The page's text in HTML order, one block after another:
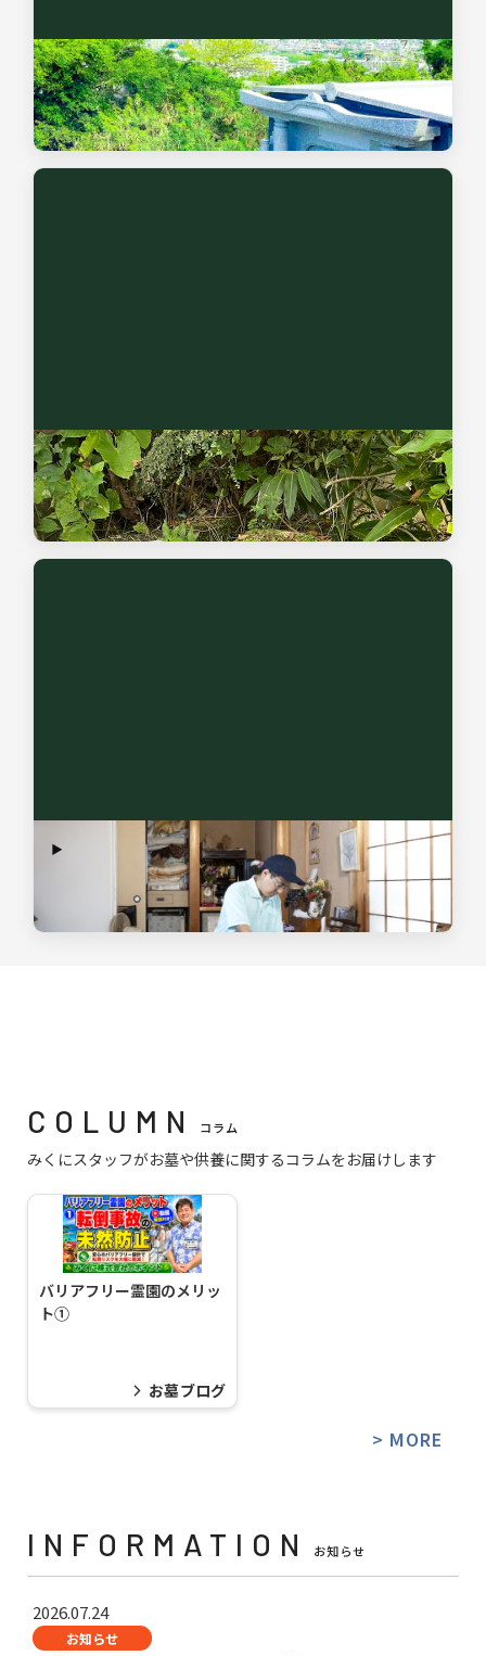
納骨堂・永代供養のご案内
ご家族に代わって永代にわたり手厚く供養と管理を行う合祀
供養塔をご案内します。
無縁墓の調査
土地内にある身元不明のお墓（無縁墓）の調査から、改葬に
向けた行政手続き・お骨の整理まで対応いたします。
終活のお手伝い
生活支援から、身元保証、不動産支援、葬送支援、遺品・生
前整理まで全て対応可能です。
COLUMN コラム
みくにスタッフがお墓や供養に関するコラムをお届けします
バリアフリー霊園のメリッ
ト①
お墓ブログ
> MORE
INFORMATION お知らせ
2026.07.24
お知らせ